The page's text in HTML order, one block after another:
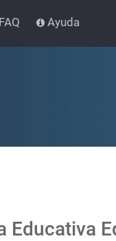
FAQ Ayuda
Educativa